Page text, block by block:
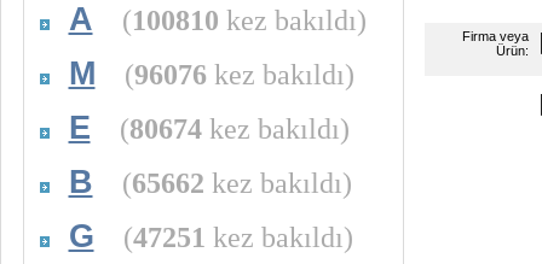
A (100810 kez bakıldı)
M (96076 kez bakıldı)
E (80674kez bakıldı)
B (65662 kez bakıldı)
G (47251 kez bakıldı)
Firma veya
Ürün: